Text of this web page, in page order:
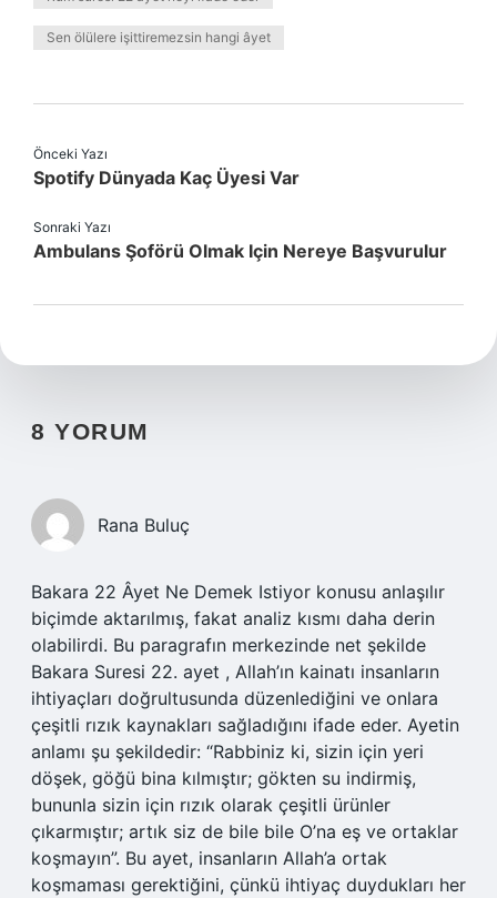
Sen ölülere işittiremezsin hangi âyet
Önceki Yazı
Spotify Dünyada Kaç Üyesi Var
Sonraki Yazı
Ambulans Şoförü Olmak Için Nereye Başvurulur
8 YORUM
Rana Buluç
Bakara 22 Âyet Ne Demek Istiyor konusu anlaşılır
biçimde aktarılmış, fakat analiz kısmı daha derin
olabilirdi. Bu paragrafın merkezinde net şekilde
Bakara Suresi 22. ayet , Allah’ın kainatı insanların
ihtiyaçları doğrultusunda düzenlediğini ve onlara
çeşitli rızık kaynakları sağladığını ifade eder. Ayetin
anlamı şu şekildedir: “Rabbiniz ki, sizin için yeri
döşek, göğü bina kılmıştır; gökten su indirmiş,
bununla sizin için rızık olarak çeşitli ürünler
çıkarmıştır; artık siz de bile bile O’na eş ve ortaklar
koşmayın”. Bu ayet, insanların Allah’a ortak
koşmaması gerektiğini, çünkü ihtiyaç duydukları her